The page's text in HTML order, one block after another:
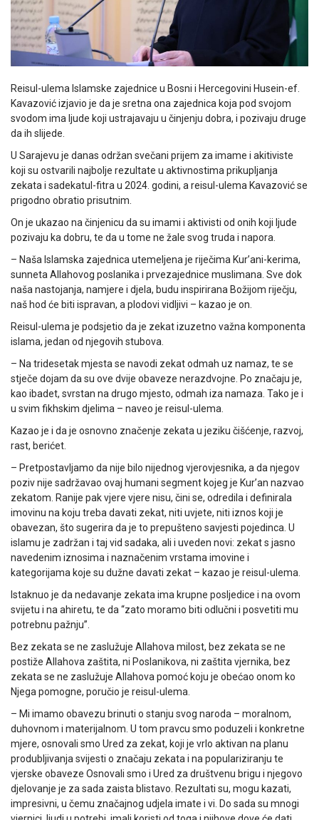
Reisul-ulema Islamske zajednice u Bosni i Hercegovini Husein-ef.
Kavazović izjavio je da je sretna ona zajednica koja pod svojom
svodom ima ljude koji ustrajavaju u činjenju dobra, i pozivaju druge
da ih slijede.
U Sarajevu je danas održan svečani prijem za imame i akitiviste
koji su ostvarili najbolje rezultate u aktivnostima prikupljanja
zekata i sadekatul-fitra u 2024. godini, a reisul-ulema Kavazović se
prigodno obratio prisutnim.
On je ukazao na činjenicu da su imami i aktivisti od onih koji ljude
pozivaju ka dobru, te da u tome ne žale svog truda i napora.
– Naša Islamska zajednica utemeljena je riječima Kur’ani-kerima,
sunneta Allahovog poslanika i prvezajednice muslimana. Sve dok
naša nastojanja, namjere i djela, budu inspirirana Božijom riječju,
naš hod će biti ispravan, a plodovi vidljivi – kazao je on.
Reisul-ulema je podsjetio da je zekat izuzetno važna komponenta
islama, jedan od njegovih stubova.
– Na tridesetak mjesta se navodi zekat odmah uz namaz, te se
stječe dojam da su ove dvije obaveze nerazdvojne. Po značaju je,
kao ibadet, svrstan na drugo mjesto, odmah iza namaza. Tako je i
u svim fikhskim djelima – naveo je reisul-ulema.
Kazao je i da je osnovno značenje zekata u jeziku čišćenje, razvoj,
rast, berićet.
– Pretpostavljamo da nije bilo nijednog vjerovjesnika, a da njegov
poziv nije sadržavao ovaj humani segment kojeg je Kur’an nazvao
zekatom. Ranije pak vjere vjere nisu, čini se, odredila i definirala
imovinu na koju treba davati zekat, niti uvjete, niti iznos koji je
obavezan, što sugerira da je to prepušteno savjesti pojedinca. U
islamu je zadržan i taj vid sadaka, ali i uveden novi: zekat s jasno
navedenim iznosima i naznačenim vrstama imovine i
kategorijama koje su dužne davati zekat – kazao je reisul-ulema.
Istaknuo je da nedavanje zekata ima krupne posljedice i na ovom
svijetu i na ahiretu, te da “zato moramo biti odlučni i posvetiti mu
potrebnu pažnju”.
Bez zekata se ne zaslužuje Allahova milost, bez zekata se ne
postiže Allahova zaštita, ni Poslanikova, ni zaštita vjernika, bez
zekata se ne zaslužuje Allahova pomoć koju je obećao onom ko
Njega pomogne, poručio je reisul-ulema.
– Mi imamo obavezu brinuti o stanju svog naroda – moralnom,
duhovnom i materijalnom. U tom pravcu smo poduzeli i konkretne
mjere, osnovali smo Ured za zekat, koji je vrlo aktivan na planu
produbljivanja svijesti o značaju zekata i na populariziranju te
vjerske obaveze Osnovali smo i Ured za društvenu brigu i njegovo
djelovanje je za sada zaista blistavo. Rezultati su, mogu kazati,
impresivni, u čemu značajnog udjela imate i vi. Do sada su mnogi